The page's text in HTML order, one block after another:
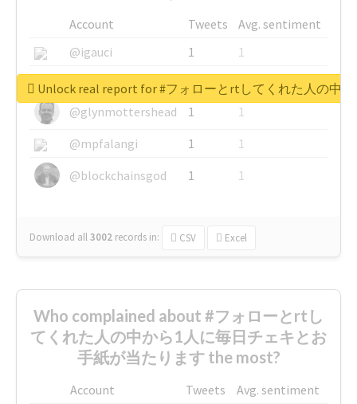
Account Tweets
Avg. sentiment
@igauci
1
1
@greyhairworks
1
1
@glynmottershead
1
1
@mpfalangi
1
1
@blockchainsgod
1 1
Download all3002 records in: CSV Excel
Unlock real report for #フォローとrtしてくれた人の中
Who complained about #フォローとrtし
てくれた人の中から1人に毎日チェキとお
手紙が当たります the most?
Account Tweets
Avg. sentiment